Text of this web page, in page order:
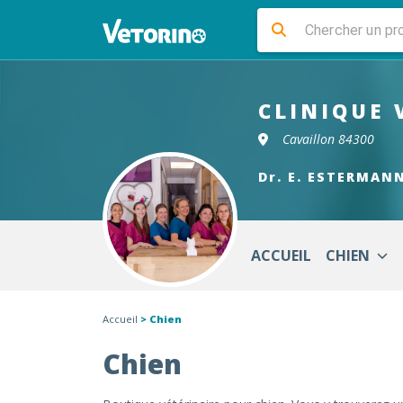
CLINIQUE
Cavaillon 84300
Dr. E.
ACCUEIL CHIEN
Accueil > Chien
Chien